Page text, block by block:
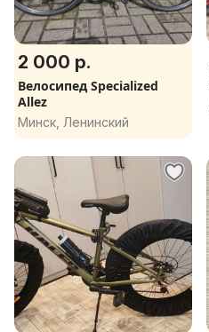
2 000 р.
Велосипед Specialized
Allez
Минск, Ленинский